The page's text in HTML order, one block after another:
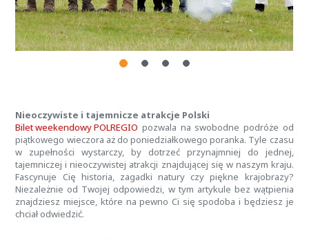
Nieoczywiste i tajemnicze atrakcje Polski
Bilet weekendowy POLREGIO pozwala na swobodne podróże od
piątkowego wieczora aż do poniedziałkowego poranka. Tyle czasu
w zupełności wystarczy, by dotrzeć przynajmniej do jednej,
tajemniczej i nieoczywistej atrakcji znajdującej się w naszym kraju.
Fascynuje Cię historia, zagadki natury czy piękne krajobrazy?
Niezależnie od Twojej odpowiedzi, w tym artykule bez wątpienia
znajdziesz miejsce, które na pewno Ci się spodoba i będziesz je
chciał odwiedzić.